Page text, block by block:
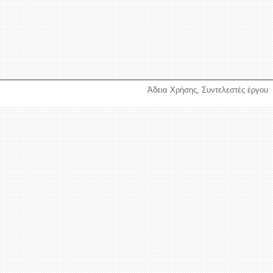
Άδεια Χρήσης, Συντελεστές έργου